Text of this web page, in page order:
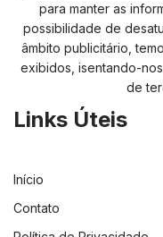
para manter as
possibilidade de
âmbito publicitário,
exibidos, isentando-
de
Links Úteis
Início
Contato